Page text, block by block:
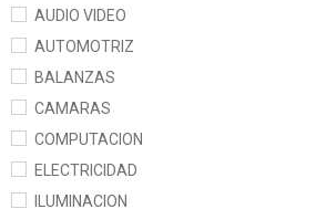
AUDIO VIDEO
AUTOMOTRIZ
BALANZAS
CAMARAS
COMPUTACION
ELECTRICIDAD
ILUMINACION